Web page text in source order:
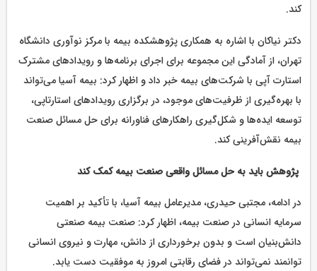
کند.
دکتر نیاکان با اشاره به همکاری پژوهشکده بیمه با مرکز نوآوری دانشگاه
تهران، از آمادگی این مجموعه برای اجرای برنامه‌ها و رویدادهای مشترک
استارت آپی با شرکت‌های بیمه خبر داد و اظهار کرد: بیمه آسیا می‌تواند
با بهره‌گیری از ظرفیت‌های موجود، در برگزاری رویدادهای استارتاپی،
توسعه ایده‌ها و شکل‌گیری راهکارهای فناورانه برای حل مسائل صنعت
بیمه نقش‌آفرینی کند.
پژوهش باید به حل مسائل واقعی صنعت بیمه کمک کند
در ادامه، مجتبی حیدری، مدیرعامل بیمه آسیا، با تأکید بر اهمیت
سرمایه انسانی در صنعت بیمه، اظهار کرد: صنعت بیمه صنعتی
دانش‌بنیان است و بدون برخورداری از دانش، مهارت و نیروی انسانی
توانمند نمی‌تواند در فضای رقابتی امروز به موفقیت دست یابد.